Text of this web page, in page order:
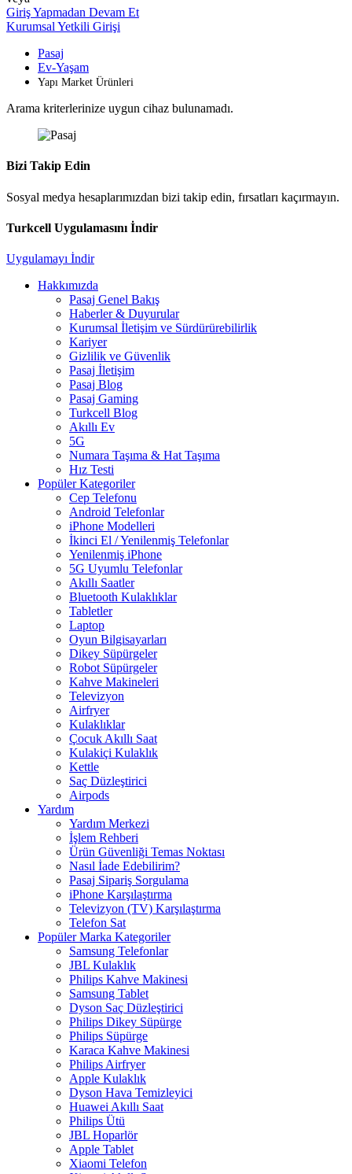
Giriş Yapmadan Devam Et
Kurumsal Yetkili Girişi
Pasaj
Ev-Yaşam
Yapı Market Ürünleri
Arama kriterlerinize uygun cihaz bulunamadı.
Bizi Takip Edin
Sosyal medya hesaplarımızdan bizi takip edin, fırsatları kaçırmayın.
Turkcell Uygulamasını İndir
Uygulamayı İndir
Hakkımızda
Pasaj Genel Bakış
Haberler & Duyurular
Kurumsal İletişim ve Sürdürürebilirlik
Kariyer
Gizlilik ve Güvenlik
Pasaj İletişim
Pasaj Blog
Pasaj Gaming
Turkcell Blog
Akıllı Ev
5G
Numara Taşıma & Hat Taşıma
Hız Testi
Popüler Kategoriler
Cep Telefonu
Android Telefonlar
iPhone Modelleri
İkinci El / Yenilenmiş Telefonlar
Yenilenmiş iPhone
5G Uyumlu Telefonlar
Akıllı Saatler
Bluetooth Kulaklıklar
Tabletler
Laptop
Oyun Bilgisayarları
Dikey Süpürgeler
Robot Süpürgeler
Kahve Makineleri
Televizyon
Airfryer
Kulaklıklar
Çocuk Akıllı Saat
Kulakiçi Kulaklık
Kettle
Saç Düzleştirici
Airpods
Yardım
Yardım Merkezi
İşlem Rehberi
Ürün Güvenliği Temas Noktası
Nasıl İade Edebilirim?
Pasaj Sipariş Sorgulama
iPhone Karşılaştırma
Televizyon (TV) Karşılaştırma
Telefon Sat
Popüler Marka Kategoriler
Samsung Telefonlar
JBL Kulaklık
Philips Kahve Makinesi
Samsung Tablet
Dyson Saç Düzleştirici
Philips Dikey Süpürge
Philips Süpürge
Karaca Kahve Makinesi
Philips Airfryer
Apple Kulaklık
Dyson Hava Temizleyici
Huawei Akıllı Saat
Philips Ütü
JBL Hoparlör
Apple Tablet
Xiaomi Telefon